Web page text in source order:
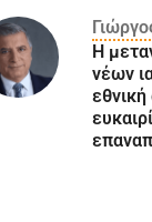
Η
νέων